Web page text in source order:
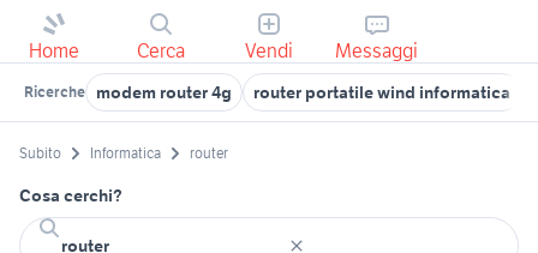
Home Cerca Vendi Messaggi
Ricerche modem router 4g router portatile wind informatica
Subito Informatica router
Cosa cerchi?